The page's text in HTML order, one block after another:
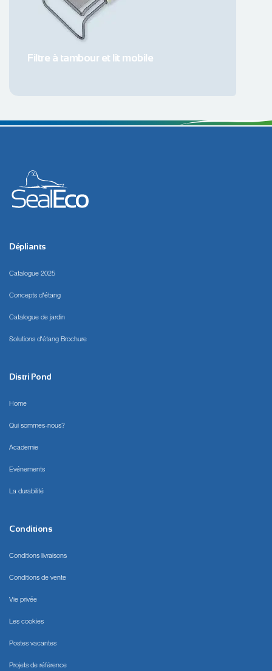
Etang décoratif
Dépliants
Catalogue 2025
Concepts d'étang
Catalogue de jardin
Solutions d'étang Brochure
Distri Pond
Home
Qui sommes-nous?
Academie
Evénements
La durabilité
Conditions
Conditions livraisons
Conditions de vente
Vie privée
Les cookies
Postes vacantes
Projets de référence